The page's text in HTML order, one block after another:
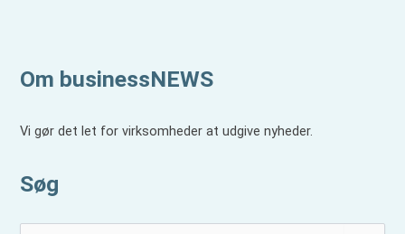
Om businessNEWS
Vi gør det let for virksomheder at udgive nyheder.
Søg